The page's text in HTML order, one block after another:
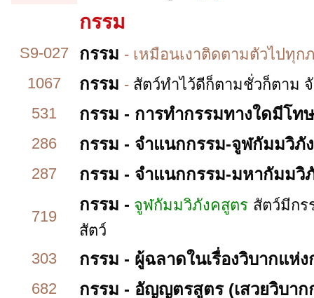
กรรม
S9-027 กรรม - เหมือนเงาติดตามตัวไปทุก
1067
กรรม - สัตว์ทำไว้ดีก็ตามชั่วก็ตาม
531
กรรม - การทำกรรมทางใดมีโ
286 กรรม - จำแนกกรรม-จูฬกัมมวิภั
287 กรรม - จำแนกกรรม-มหากัมมวิ
719
กรรม - จูฬกัมมวิภังคสูตร สัตว์มีกร
สัตว์
303
กรรม - ผู้ฉลาดในเรื่องวิบากแห่
682 กรรม - อัญญตรสูตร (เสวยวิบา